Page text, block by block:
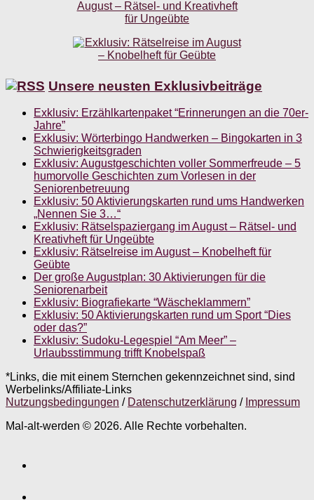
Unsere neusten Exklusivbeiträge
Exklusiv: Erzählkartenpaket “Erinnerungen an die 70er-
Jahre”
Exklusiv: Wörterbingo Handwerken – Bingokarten in 3
Schwierigkeitsgraden
Exklusiv: Augustgeschichten voller Sommerfreude – 5
humorvolle Geschichten zum Vorlesen in der
Seniorenbetreuung
Exklusiv: 50 Aktivierungskarten rund ums Handwerken
„Nennen Sie 3…“
Exklusiv: Rätselspaziergang im August – Rätsel- und
Kreativheft für Ungeübte
Exklusiv: Rätselreise im August – Knobelheft für
Geübte
Der große Augustplan: 30 Aktivierungen für die
Seniorenarbeit
Exklusiv: Biografiekarte “Wäscheklammern”
Exklusiv: 50 Aktivierungskarten rund um Sport “Dies
oder das?”
Exklusiv: Sudoku-Legespiel “Am Meer” –
Urlaubsstimmung trifft Knobelspaß
*Links, die mit einem Sternchen gekennzeichnet sind, sind
Werbelinks/Affiliate-Links
Nutzungsbedingungen / Datenschutzerklärung / Impressum
Mal-alt-werden © 2026. Alle Rechte vorbehalten.